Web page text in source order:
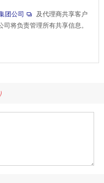
团公司
及代理商共享客户
将负责管理所有共享信息。